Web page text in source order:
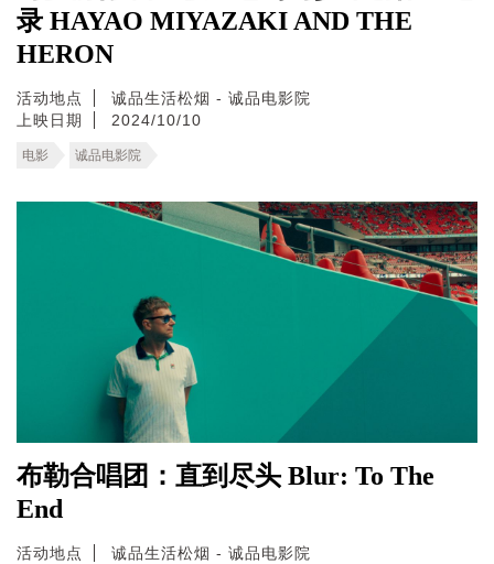
录 HAYAO MIYAZAKI AND THE
HERON
活动地点
诚品生活松烟 - 诚品电影院
上映日期
2024/10/10
电影 诚品电影院
布勒合唱团：直到尽头 Blur: To The
End
活动地点
诚品生活松烟 - 诚品电影院